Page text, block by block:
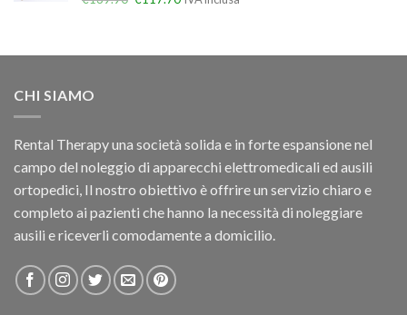
CHI SIAMO
Rental Therapy una società solida e in forte espansione nel
campo del noleggio di apparecchi elettromedicali ed ausili
ortopedici, Il nostro obiettivo è offrire un servizio chiaro e
completo ai pazienti che hanno la necessità di noleggiare
ausili e riceverli comodamente a domicilio.